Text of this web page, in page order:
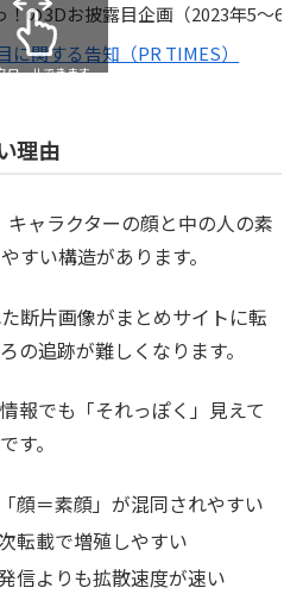
！の3Dお披露目企画（2023年5〜6
に関する告知（PR TIMES）
ロールできます
理由
ャラクターの顔と中の人の素
すい構造があります。
断片画像がまとめサイトに転
の追跡が難しくなります。
報でも「それっぽく」見えて
す。
顔＝素顔」が混同されやすい
転載で増殖しやすい
信よりも拡散速度が速い